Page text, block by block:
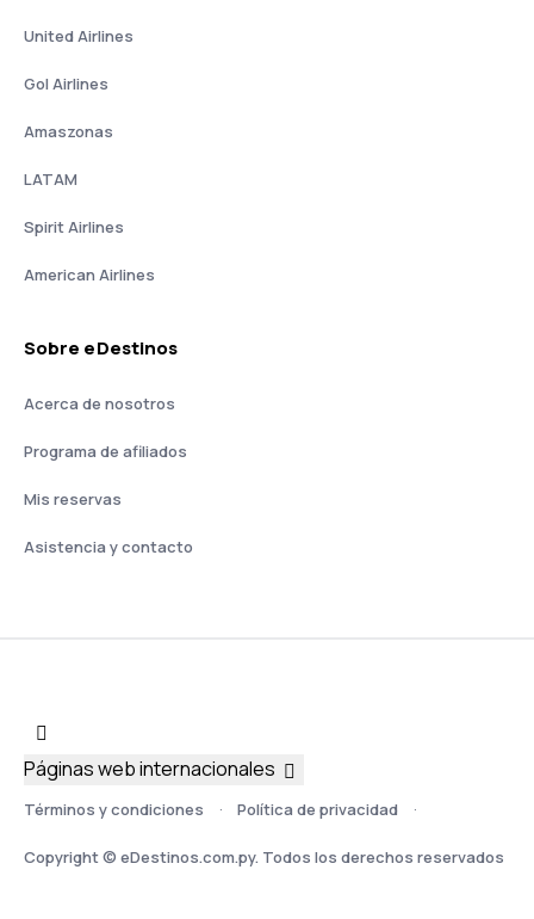
United Airlines
Gol Airlines
Amaszonas
LATAM
Spirit Airlines
American Airlines
Sobre eDestinos
Acerca de nosotros
Programa de afiliados
Mis reservas
Asistencia y contacto
Términos y condiciones Política de privacidad
Copyright © eDestinos.com.py. Todos los derechos reservados
Páginas web internacionales